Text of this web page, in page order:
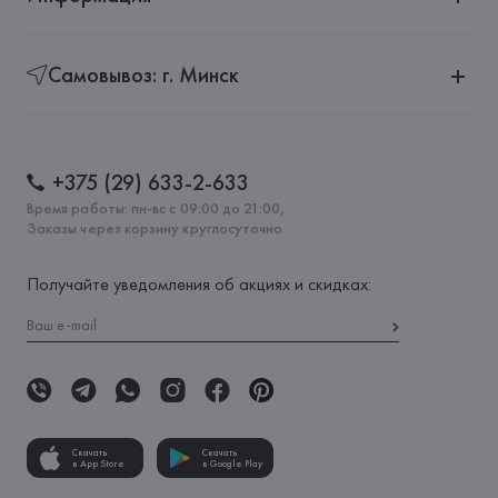
Самовывоз: г. Минск
+375 (29) 633-2-633
Время работы: пн-вс с 09:00 до 21:00,
Заказы через корзину круглосуточно
Получайте уведомления об акциях и скидках:
Скачать
в App Store
Скачать
в Google Play